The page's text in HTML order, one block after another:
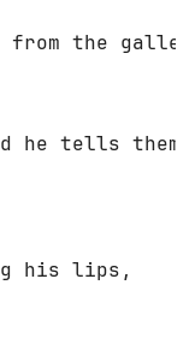
frоm the
he tells them
his lips,